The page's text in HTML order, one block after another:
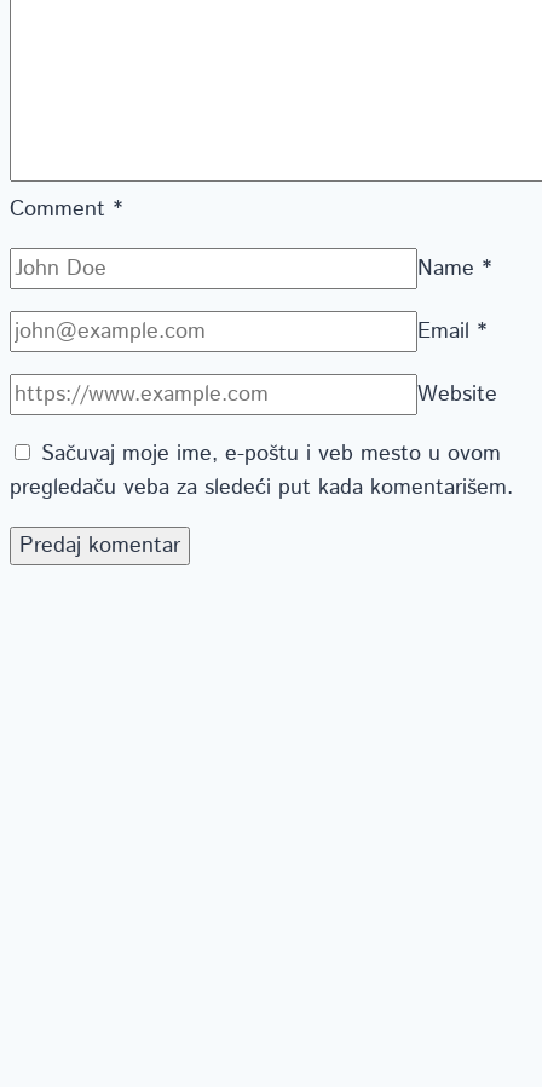
Comment *
Name *
Email *
Website
Sačuvaj moje ime, e-poštu i veb mesto u ovom
pregledaču veba za sledeći put kada komentarišem.